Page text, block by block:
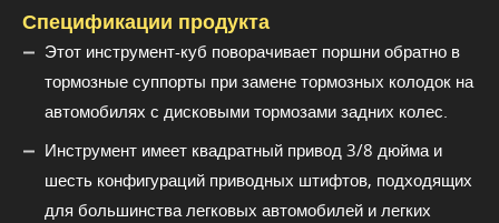
Спецификации продукта
Этот инструмент-куб поворачивает поршни обратно в
тормозные суппорты при замене тормозных колодок на
автомобилях с дисковыми тормозами задних колес.
Инструмент имеет квадратный привод 3/8 дюйма и
шесть конфигураций приводных штифтов, подходящих
для большинства легковых автомобилей и легких